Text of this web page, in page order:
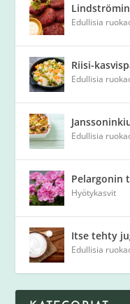
Edullisia
Riisi-
Edullisia
Edullisia
Pelargonin
Hyötykasvit
Itse tehty
Edullisia